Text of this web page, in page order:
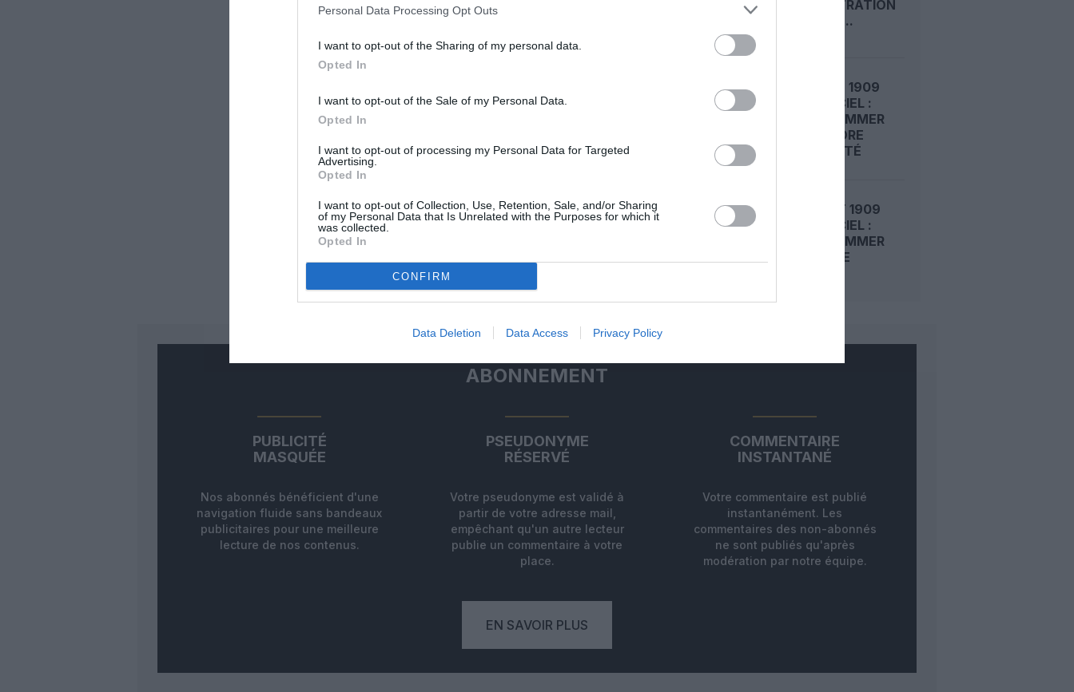
Personal Data Processing Opt Outs
I want to opt-out of the Sharing of my personal data.
Opted In
I want to opt-out of the Sale of my Personal Data.
Opted In
I want to opt-out of processing my Personal Data for Targeted
Advertising.
Opted In
I want to opt-out of Collection, Use, Retention, Sale, and/or Sharing
of my Personal Data that Is Unrelated with the Purposes for which it
was collected.
Opted In
CONFIRM
Data Deletion Data Access Privacy Policy
DÉMONSTRATION
PUBLIQUE...
LE 7 AOÛT 1909
DANS LE CIEL :
ROGER SOMMER
FAIT ENCORE
L’ACTUALITÉ
LE 6 AOÛT 1909
DANS LE CIEL :
ROGER SOMMER
PERMET LE
ABONNEMENT
PUBLICITÉ
MASQUÉE
Nos abonnés bénéficient d'une
navigation fluide sans bandeaux
publicitaires pour une meilleure
lecture de nos contenus.
PSEUDONYME
RÉSERVÉ
Votre pseudonyme est validé à
partir de votre adresse mail,
empêchant qu'un autre lecteur
publie un commentaire à votre
place.
COMMENTAIRE
INSTANTANÉ
Votre commentaire est publié
instantanément. Les
commentaires des non-abonnés
ne sont publiés qu'après
modération par notre équipe.
EN SAVOIR PLUS